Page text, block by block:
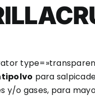
para
y/o gases, para